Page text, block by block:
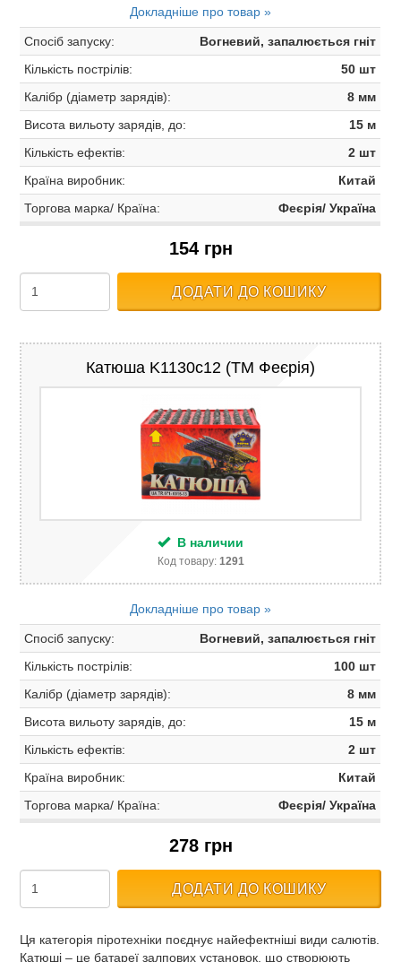
Ця категорія піротехніки поєднує найефектніші види салютів.
Катюші – це батареї залпових установок, що створюють
Докладніше про товар »
Спосіб запуску:
Вогневий, запалюється гніт
Кількість пострілів:
50 шт
Калібр (діаметр зарядів):
8 мм
Висота вильоту зарядів, до:
15 м
Кількість ефектів:
2 шт
Країна виробник:
Китай
Торгова марка/ Країна:
Феєрія/ Україна
154 грн
ДОДАТИ ДО КОШИКУ
Катюша K1130c12 (ТМ Феєрія)
В наличии
Код товару: 1291
Докладніше про товар »
Спосіб запуску:
Вогневий, запалюється гніт
Кількість пострілів:
100 шт
Калібр (діаметр зарядів):
8 мм
Висота вильоту зарядів, до:
15 м
Кількість ефектів:
2 шт
Країна виробник:
Китай
Торгова марка/ Країна:
Феєрія/ Україна
278 грн
ДОДАТИ ДО КОШИКУ